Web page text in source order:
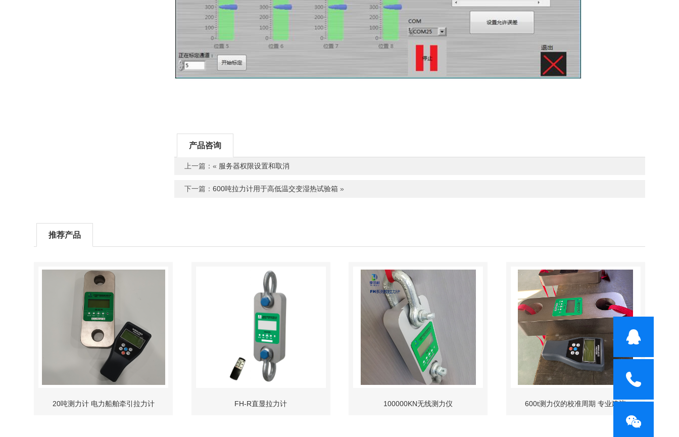
产品咨询
上一篇：« 服务器权限设置和取消
下一篇：600吨拉力计用于高低温交变湿热试验箱 »
推荐产品
20吨测力计 电力船舶牵引拉力计 FH-R直显拉力计 100000KN无线测力仪 600t测力仪的校准周期 专业建议